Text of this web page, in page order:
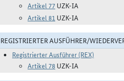
Artikel 77 UZK-IA
Artikel 81 UZK-IA
REGISTRIERTER AUSFÜHRER/
Registrierter Ausführer (REX)
Artikel 78 UZK-IA